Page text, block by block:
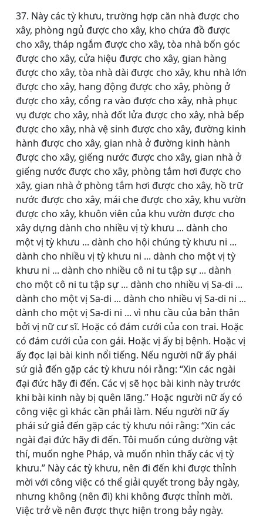
37. Này các tỳ khưu, trường hợp căn nhà được cho
xây, phòng ngủ được cho xây, kho chứa đồ được
cho xây, tháp ngắm được cho xây, tòa nhà bốn góc
được cho xây, cửa hiệu được cho xây, gian hàng
được cho xây, tòa nhà dài được cho xây, khu nhà lớn
được cho xây, hang động được cho xây, phòng ở
được cho xây, cổng ra vào được cho xây, nhà phục
vụ được cho xây, nhà đốt lửa được cho xây, nhà bếp
được cho xây, nhà vệ sinh được cho xây, đường kinh
hành được cho xây, gian nhà ở đường kinh hành
được cho xây, giếng nước được cho xây, gian nhà ở
giếng nước được cho xây, phòng tắm hơi được cho
xây, gian nhà ở phòng tắm hơi được cho xây, hồ trữ
nước được cho xây, mái che được cho xây, khu vườn
được cho xây, khuôn viên của khu vườn được cho
xây dựng dành cho nhiều vị tỳ khưu ... dành cho
một vị tỳ khưu ... dành cho hội chúng tỳ khưu ni ...
dành cho nhiều vị tỳ khưu ni ... dành cho một vị tỳ
khưu ni ... dành cho nhiều cô ni tu tập sự ... dành
cho một cô ni tu tập sự ... dành cho nhiều vị Sa-di ...
dành cho một vị Sa-di ... dành cho nhiều vị Sa-di ni ...
dành cho một vị Sa-di ni ... vì nhu cầu của bản thân
bởi vị nữ cư sĩ. Hoặc có đám cưới của con trai. Hoặc
có đám cưới của con gái. Hoặc vị ấy bị bệnh. Hoặc vị
ấy đọc lại bài kinh nổi tiếng. Nếu người nữ ấy phái
sứ giả đến gặp các tỳ khưu nói rằng: “Xin các ngài
đại đức hãy đi đến. Các vị sẽ học bài kinh này trước
khi bài kinh này bị quên lãng.” Hoặc người nữ ấy có
công việc gì khác cần phải làm. Nếu người nữ ấy
phái sứ giả đến gặp các tỳ khưu nói rằng: “Xin các
ngài đại đức hãy đi đến. Tôi muốn cúng dường vật
thí, muốn nghe Pháp, và muốn nhìn thấy các vị tỳ
khưu.” Này các tỳ khưu, nên đi đến khi được thỉnh
mời với công việc có thể giải quyết trong bảy ngày,
nhưng không (nên đi) khi không được thỉnh mời.
Việc trở về nên được thực hiện trong bảy ngày.